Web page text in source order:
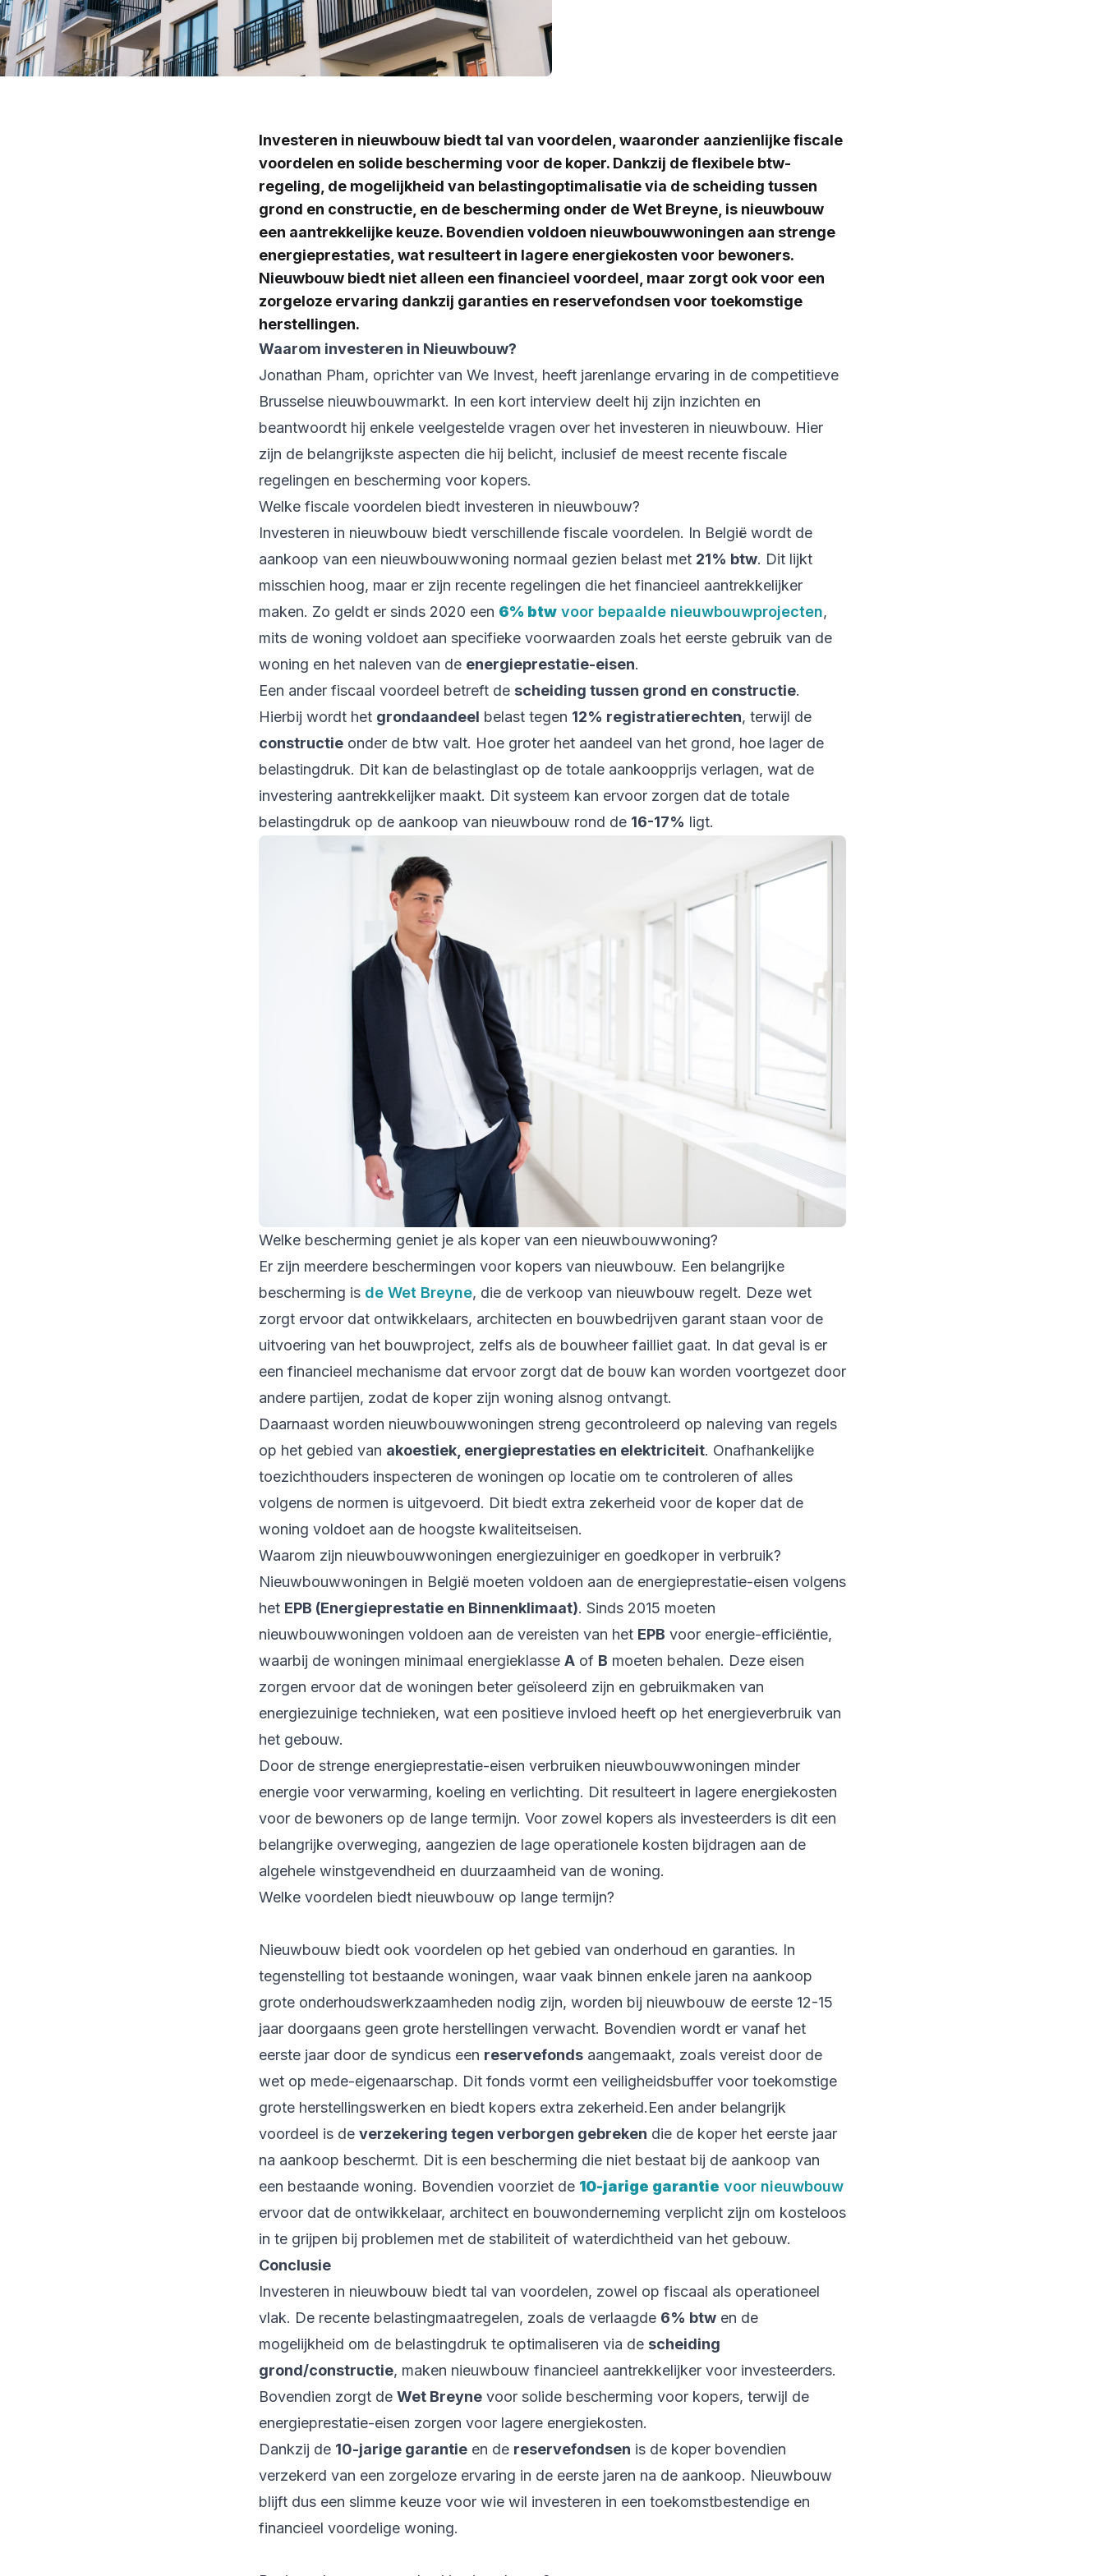
Investeren in nieuwbouw biedt tal van voordelen, waaronder aanzienlijke fiscale
voordelen en solide bescherming voor de koper. Dankzij de flexibele btw-
regeling, de mogelijkheid van belastingoptimalisatie via de scheiding tussen
grond en constructie, en de bescherming onder de Wet Breyne, is nieuwbouw
een aantrekkelijke keuze. Bovendien voldoen nieuwbouwwoningen aan strenge
energieprestaties, wat resulteert in lagere energiekosten voor bewoners.
Nieuwbouw biedt niet alleen een financieel voordeel, maar zorgt ook voor een
zorgeloze ervaring dankzij garanties en reservefondsen voor toekomstige
herstellingen.
Waarom investeren in Nieuwbouw?
Jonathan Pham, oprichter van We Invest, heeft jarenlange ervaring in de competitieve
Brusselse nieuwbouwmarkt. In een kort interview deelt hij zijn inzichten en
beantwoordt hij enkele veelgestelde vragen over het investeren in nieuwbouw. Hier
zijn de belangrijkste aspecten die hij belicht, inclusief de meest recente fiscale
regelingen en bescherming voor kopers.
Welke fiscale voordelen biedt investeren in nieuwbouw?
Investeren in nieuwbouw biedt verschillende fiscale voordelen. In België wordt de
aankoop van een nieuwbouwwoning normaal gezien belast met 21% btw. Dit lijkt
misschien hoog, maar er zijn recente regelingen die het financieel aantrekkelijker
maken. Zo geldt er sinds 2020 een 6% btwvoor bepaalde nieuwbouwprojecten,
mits de woning voldoet aan specifieke voorwaarden zoals het eerste gebruik van de
woning en het naleven van de energieprestatie-eisen.
Een ander fiscaal voordeel betreft de scheiding tussen grond en constructie.
Hierbij wordt het grondaandeel belast tegen 12% registratierechten, terwijl de
constructieonder de btw valt. Hoe groter het aandeel van het grond, hoe lager de
belastingdruk. Dit kan de belastinglast op de totale aankoopprijs verlagen, wat de
investering aantrekkelijker maakt. Dit systeem kan ervoor zorgen dat de totale
belastingdruk op de aankoop van nieuwbouw rond de 16-17% ligt.
Welke bescherming geniet je als koper van een nieuwbouwwoning?
Er zijn meerdere beschermingen voor kopers van nieuwbouw. Een belangrijke
bescherming is de Wet Breyne, die de verkoop van nieuwbouw regelt. Deze wet
zorgt ervoor dat ontwikkelaars, architecten en bouwbedrijven garant staan voor de
uitvoering van het bouwproject, zelfs als de bouwheer failliet gaat. In dat geval is er
een financieel mechanisme dat ervoor zorgt dat de bouw kan worden voortgezet door
andere partijen, zodat de koper zijn woning alsnog ontvangt.
Daarnaast worden nieuwbouwwoningen streng gecontroleerd op naleving van regels
op het gebied van akoestiek, energieprestaties en elektriciteit. Onafhankelijke
toezichthouders inspecteren de woningen op locatie om te controleren of alles
volgens de normen is uitgevoerd. Dit biedt extra zekerheid voor de koper dat de
woning voldoet aan de hoogste kwaliteitseisen.
Waarom zijn nieuwbouwwoningen energiezuiniger en goedkoper in verbruik?
Nieuwbouwwoningen in België moeten voldoen aan de energieprestatie-eisen volgens
het EPB (Energieprestatie en Binnenklimaat). Sinds 2015 moeten
nieuwbouwwoningen voldoen aan de vereisten van het EPB voor energie-efficiëntie,
waarbij de woningen minimaal energieklasse Aof B moeten behalen. Deze eisen
zorgen ervoor dat de woningen beter geïsoleerd zijn en gebruikmaken van
energiezuinige technieken, wat een positieve invloed heeft op het energieverbruik van
het gebouw.
Door de strenge energieprestatie-eisen verbruiken nieuwbouwwoningen minder
energie voor verwarming, koeling en verlichting. Dit resulteert in lagere energiekosten
voor de bewoners op de lange termijn. Voor zowel kopers als investeerders is dit een
belangrijke overweging, aangezien de lage operationele kosten bijdragen aan de
algehele winstgevendheid en duurzaamheid van de woning.
Welke voordelen biedt nieuwbouw op lange termijn?
Nieuwbouw biedt ook voordelen op het gebied van onderhoud en garanties. In
tegenstelling tot bestaande woningen, waar vaak binnen enkele jaren na aankoop
grote onderhoudswerkzaamheden nodig zijn, worden bij nieuwbouw de eerste 12-15
jaar doorgaans geen grote herstellingen verwacht. Bovendien wordt er vanaf het
eerste jaar door de syndicus een reservefondsaangemaakt, zoals vereist door de
wet op mede-eigenaarschap. Dit fonds vormt een veiligheidsbuffer voor toekomstige
grote herstellingswerken en biedt kopers extra zekerheid.Een ander belangrijk
voordeel is de verzekering tegen verborgen gebreken die de koper het eerste jaar
na aankoop beschermt. Dit is een bescherming die niet bestaat bij de aankoop van
een bestaande woning. Bovendien voorziet de 10-jarige garantie voor nieuwbouw
ervoor dat de ontwikkelaar, architect en bouwonderneming verplicht zijn om kosteloos
in te grijpen bij problemen met de stabiliteit of waterdichtheid van het gebouw.
Conclusie
Investeren in nieuwbouw biedt tal van voordelen, zowel op fiscaal als operationeel
vlak. De recente belastingmaatregelen, zoals de verlaagde 6% btwen de
mogelijkheid om de belastingdruk te optimaliseren via de scheiding
grond/constructie, maken nieuwbouw financieel aantrekkelijker voor investeerders.
Bovendien zorgt de Wet Breynevoor solide bescherming voor kopers, terwijl de
energieprestatie-eisen zorgen voor lagere energiekosten.
Dankzij de 10-jarige garantieen de reservefondsen is de koper bovendien
verzekerd van een zorgeloze ervaring in de eerste jaren na de aankoop. Nieuwbouw
blijft dus een slimme keuze voor wie wil investeren in een toekomstbestendige en
financieel voordelige woning.